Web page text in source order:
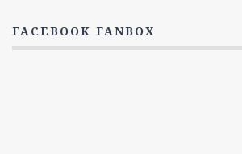
1. Série
FACEBOOK FANBOX